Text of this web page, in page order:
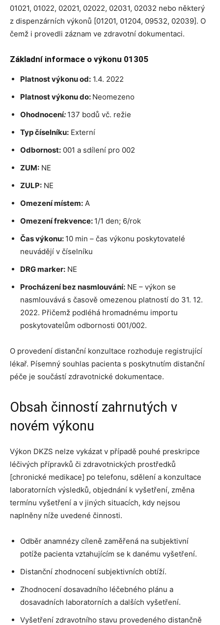
01021, 01022, 02021, 02022, 02031, 02032 nebo některý
z dispenzárních výkonů [01201, 01204, 09532, 02039]. O
čemž i provedli záznam ve zdravotní dokumentaci.
Základní informace o výkonu 01305
Platnost výkonu od: 1.4. 2022
Platnost výkonu do: Neomezeno
Ohodnocení: 137 bodů vč. režie
Typ číselníku: Externí
Odbornost: 001 a sdílení pro 002
ZUM: NE
ZULP: NE
Omezení místem: A
Omezení frekvence: 1/1 den; 6/rok
Čas výkonu: 10 min – čas výkonu poskytovatelé
neuvádějí v číselníku
DRG marker: NE
Procházení bez nasmlouvání: NE – výkon se
nasmlouvává s časově omezenou platností do 31. 12.
2022. Přičemž podléhá hromadnému importu
poskytovatelům odbornosti 001/002.
O provedení distanční konzultace rozhoduje registrující
lékař. Písemný souhlas pacienta s poskytnutím distanční
péče je součástí zdravotnické dokumentace.
Obsah činností zahrnutých v
novém výkonu
Výkon DKZS nelze vykázat v případě pouhé preskripce
léčivých přípravků či zdravotnických prostředků
[chronické medikace] po telefonu, sdělení a konzultace
laboratorních výsledků, objednání k vyšetření, změna
termínu vyšetření a v jiných situacích, kdy nejsou
naplněny níže uvedené činnosti.
Odběr anamnézy cíleně zaměřená na subjektivní
potíže pacienta vztahujícím se k danému vyšetření.
Distanční zhodnocení subjektivních obtíží.
Zhodnocení dosavadního léčebného plánu a
dosavadních laboratorních a dalších vyšetření.
Vyšetření zdravotního stavu provedeného distančně